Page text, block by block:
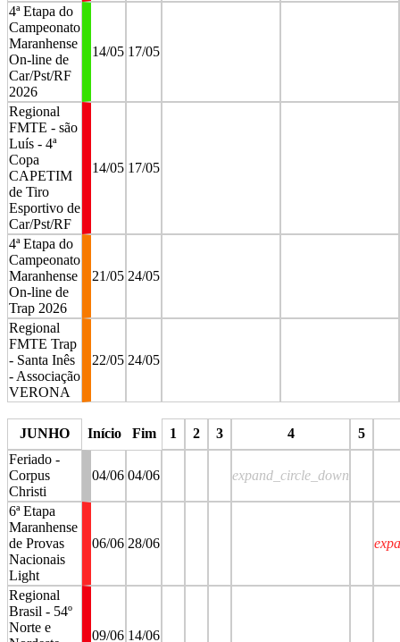
4ª Etapa do
Campeonato
Maranhense
On-line de
Car/Pst/RF
2026
14/05 17/05
Regional
FMTE - são
Luís - 4ª
Copa
CAPETIM
de Tiro
Esportivo de
Car/Pst/RF
14/05 17/05
4ª Etapa do
Campeonato
Maranhense
On-line de
Trap 2026
21/05 24/05
Regional
FMTE Trap
- Santa Inês
- Associação
VERONA
22/05 24/05
JUNHO
Início Fim 1 2 3 4
5
Feriado -
Corpus
Christi
04/06 04/06 expand_circle_down
6ª Etapa
Maranhense
de Provas
Nacionais
Light
06/06 28/06
Regional
Brasil - 54º
Norte e
09/06 14/06